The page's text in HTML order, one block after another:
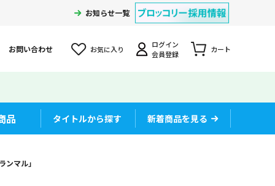
お知らせ一覧
お問い合わせ お気に入り
ログイン
会員登録
カート
品 タイトルから探す 新着商品を見る
マル」